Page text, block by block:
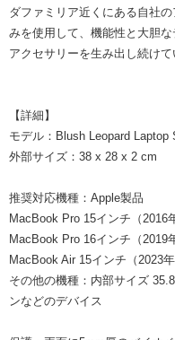
ダファミリア近くにある自社
みを使用して、機能性と大胆
アクセサリーを生み出し続けて
【詳細】
モデル：Blush Leopard Laptop
外部サイズ：38 x 28 x 2 cm
推奨対応機種：Apple製品
MacBook Pro 15インチ（2016
MacBook Pro 16インチ（2019
MacBook Air 15インチ（2023年
その他の機種：内部サイズ
ンなどのデバイス